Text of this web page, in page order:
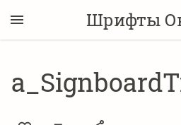
Шрифты